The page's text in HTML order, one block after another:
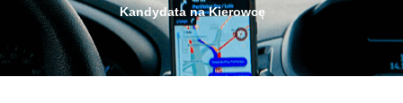
Kandydata na Kierowcę